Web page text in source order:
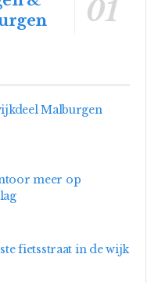
Malburgen
meer op
fietsstraat in de wijk